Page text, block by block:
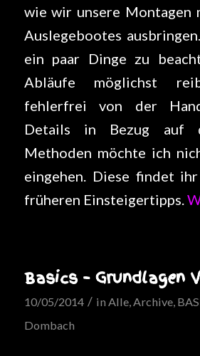
wie wir unsere Montagen
Auslegebootes
ein paar Dinge zu
Abläufe möglichst
fehlerfrei von der
Details in Bezug auf
Methoden möchte ich
eingehen. Diese findet
früheren Einsteigertipps.
Basics – Grundlagen
10/05/2014 / in Alle, Archive,
Dombach